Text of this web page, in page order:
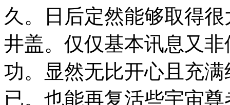
久。日后定然能够取得
井盖。仅仅基本讯息又
功。显然无比开心且充
已。也能再复活些宇宙